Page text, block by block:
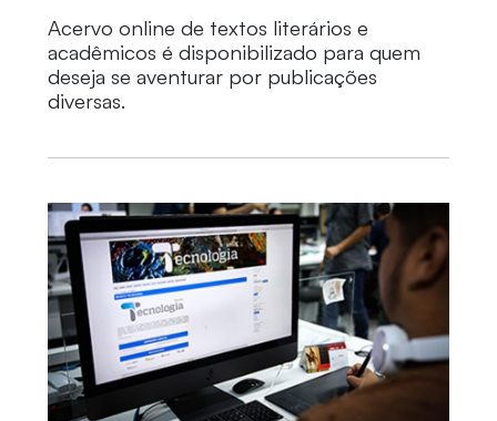
Acervo online de textos literários e
acadêmicos é disponibilizado para quem
deseja se aventurar por publicações
diversas.